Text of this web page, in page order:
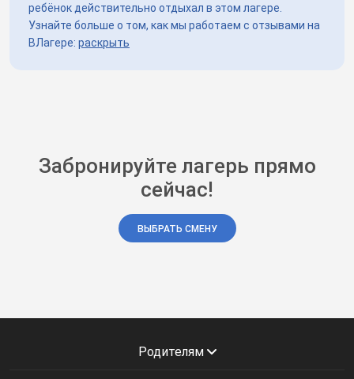
ребёнок действительно отдыхал в этом лагере.
Узнайте больше о том, как мы работаем с отзывами на
ВЛагере: раскрыть
Забронируйте лагерь прямо
сейчас!
ВЫБРАТЬ СМЕНУ
Родителям